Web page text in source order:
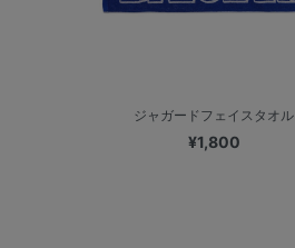
ジャガードフェイスタオル
¥1,800